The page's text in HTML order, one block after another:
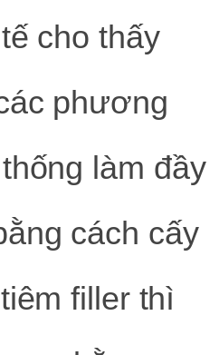
cho thấy
phương
làm đầy
cách cấy
filler thì